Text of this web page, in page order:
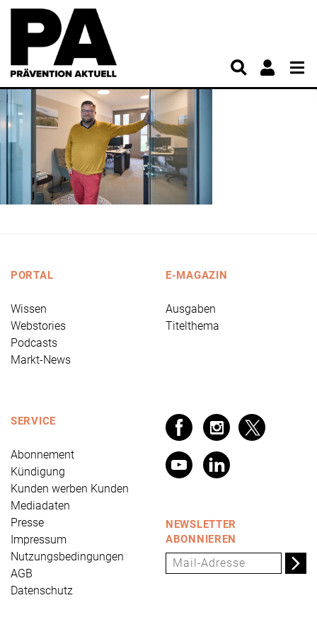
PORTAL
Wissen
Webstories
Podcasts
Markt-News
E-MAGAZIN
Ausgaben
Titelthema
SERVICE
Abonnement
Kündigung
Kunden werben Kunden
Mediadaten
Presse
Impressum
Nutzungsbedingungen
AGB
Datenschutz
NEWSLETTER
ABONNIEREN